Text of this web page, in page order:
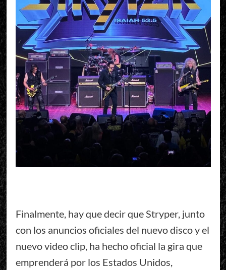
Finalmente, hay que decir que Stryper, junto
con los anuncios oficiales del nuevo disco y el
nuevo video clip, ha hecho oficial la gira que
emprenderá por los Estados Unidos,